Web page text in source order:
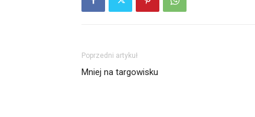
Poprzedni artykuł
Mniej na targowisku